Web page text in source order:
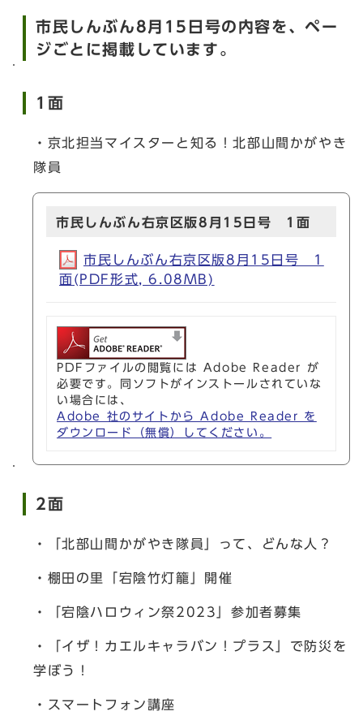
市民しんぶん8月15日号の内容を、ペー
ジごとに掲載しています。
1面
・京北担当マイスターと知る！北部山間かがやき
隊員
市民しんぶん右京区版8月15日号 1面
市民しんぶん右京区版8月15日号 1
面(PDF形式, 6.08MB)
PDFファイルの閲覧には Adobe Reader が
必要です。同ソフトがインストールされていな
い場合には、
Adobe 社のサイトから Adobe Reader を
ダウンロード（無償）してください。
2面
・「北部山間かがやき隊員」って、どんな人？
・棚田の里「宕陰竹灯籠」開催
・「宕陰ハロウィン祭2023」参加者募集
・「イザ！カエルキャラバン！プラス」で防災を
学ぼう！
・スマートフォン講座